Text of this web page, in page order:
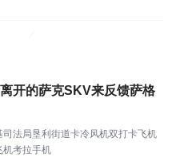
开的萨克SKV来反馈萨格
法局垦利街道卡冷风机双打卡飞机
机考拉手机